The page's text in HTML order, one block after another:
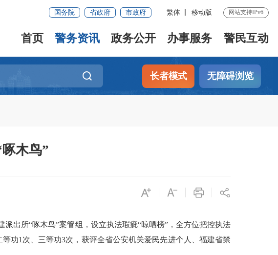
国务院 省政府 市政府 繁体 移动版 网站支持IPv6
首页 警务资讯 政务公开 办事服务 警民互动
长者模式 无障碍浏览
木鸟”
出所“啄木鸟”案管组，设立执法瑕疵“晾晒榜”，全方位把控执法
功1次、三等功3次，获评全省公安机关爱民先进个人、福建省禁